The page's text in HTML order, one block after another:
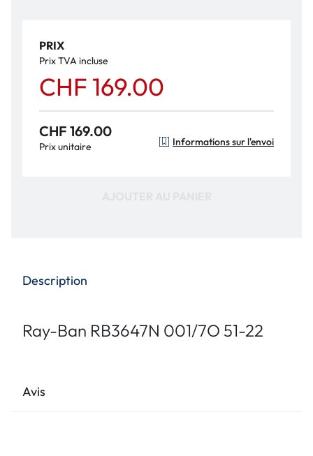
PRIX
Prix TVA incluse
CHF 169.00
CHF 169.00
Prix unitaire Informations sur l'envoi
Description
Ray-Ban RB3647N 001/7O 51-22
Avis